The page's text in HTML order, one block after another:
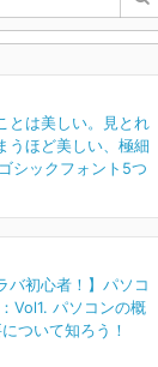
とは美しい。見とれ
うほど美しい、極細
シックフォント5つ
バ初心者！】パソコ
Vol1. パソコンの概
ついて知ろう！